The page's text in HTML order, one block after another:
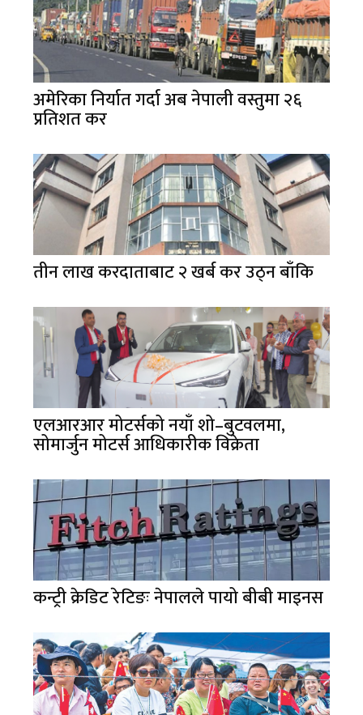
अमेरिका निर्यात गर्दा अब नेपाली वस्तुमा २६
प्रतिशत कर
तीन लाख करदाताबाट २ खर्ब कर उठ्न बाँकि
एलआरआर मोटर्सको नयाँ शो–बुटवलमा,
सोमार्जुन मोटर्स आधिकारीक विक्रेता
कन्ट्री क्रेडिट रेटिङः नेपालले पायो बीबी माइनस